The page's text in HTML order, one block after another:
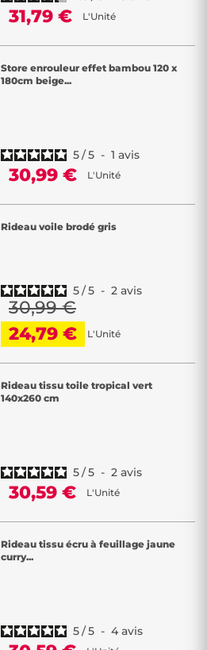
31,79 € L'Unité
Store enrouleur effet bambou 120 x
180cm beige...
5/5 - 1 avis
30,99 € L'Unité
Rideau voile brodé gris
5/5 - 2 avis
30,99 €
24,79 €
L'Unité
Rideau tissu toile tropical vert
140x260 cm
5/5 - 2 avis
30,59 € L'Unité
Rideau tissu écru à feuillage jaune
curry...
5/5 - 4 avis